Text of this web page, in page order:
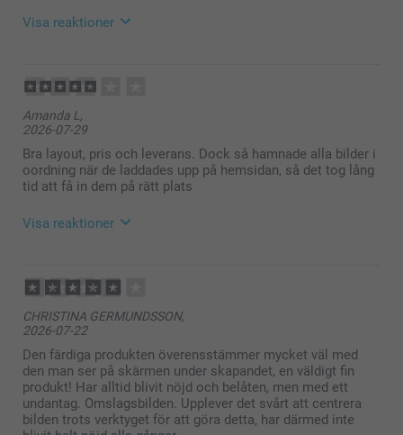
Visa reaktioner
12:13
Stort tack för dina ⭐️⭐️⭐️⭐️⭐️ och omdöme av våra
fotoböcker. Det är ett så fint sätt att samla ihop sina
minnen och skapa sin egen berättelse i bilder. Tack
för att du valt att beställa hos oss.
Soliga hälsningar
Kirsi @smartphoto
Amanda L,
2026-07-29
Bra layout, pris och leverans. Dock så hamnade alla bilder i
oordning när de laddades upp på hemsidan, så det tog lång
tid att få in dem på rätt plats
Visa reaktioner
12:12
Vad roligt att du blev nöjd med layouten, priset och
leveransen av din fotobok!
Samtidigt förstår vi verkligen att det blev
tidskrävande och frustrerande när bilderna hamnade
i oordning.
CHRISTINA GERMUNDSSON,
2026-07-22
Den färdiga produkten överensstämmer mycket väl med
den man ser på skärmen under skapandet, en väldigt fin
produkt! Har alltid blivit nöjd och belåten, men med ett
undantag. Omslagsbilden. Upplever det svårt att centrera
bilden trots verktyget för att göra detta, har därmed inte